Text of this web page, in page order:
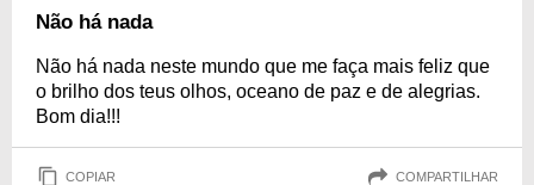
Não há nada
Não há nada neste mundo que me faça mais feliz que
o brilho dos teus olhos, oceano de paz e de alegrias.
Bom dia!!!
COPIAR COMPARTILHAR